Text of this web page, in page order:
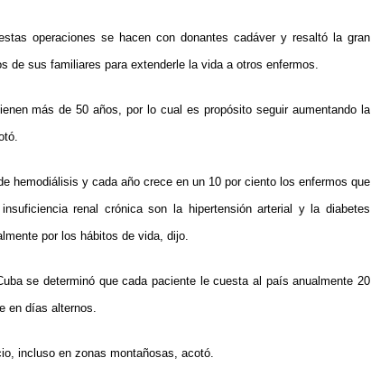
operaciones se hacen con donantes cadáver y resaltó la gran
de sus familiares para extenderle la vida a otros enfermos.
más de 50 años, por lo cual es propósito seguir aumentando la
hemodiálisis y cada año crece en un 10 por ciento los enfermos que
renal crónica son la hipertensión arterial y la diabetes
por los hábitos de vida, dijo.
se determinó que cada paciente le cuesta al país anualmente 20
en días alternos.
incluso en zonas montañosas, acotó.